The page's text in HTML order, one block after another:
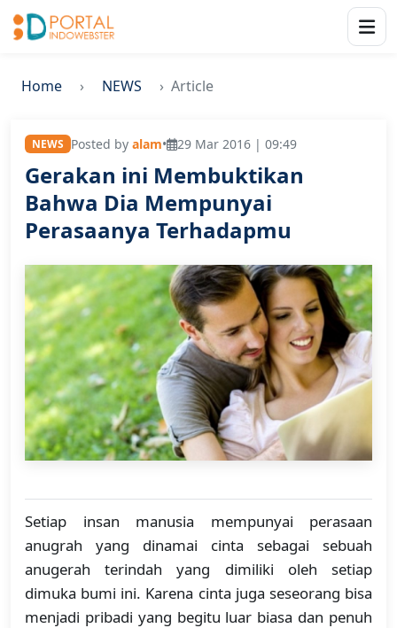
Home NEWS Article
NEWS Posted by alam• 29 Mar 2016 | 09:49
Gerakan ini Membuktikan
Bahwa Dia Mempunyai
Perasaanya Terhadapmu
Setiap insan manusia mempunyai perasaan
anugrah yang dinamai cinta sebagai sebuah
anugerah terindah yang dimiliki oleh setiap
dimuka bumi ini. Karena cinta juga seseorang bisa
menjadi pribadi yang begitu luar biasa dan penuh